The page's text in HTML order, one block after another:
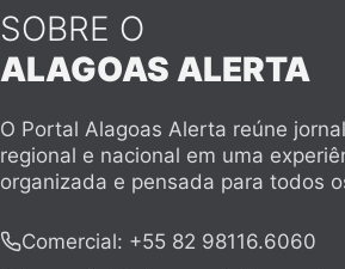
SOBRE O
ALAGOAS ALERTA
O Portal Alagoas Alerta reúne
regional e nacional em uma
organizada e pensada para todos
Comercial: +55 82 98116.6060